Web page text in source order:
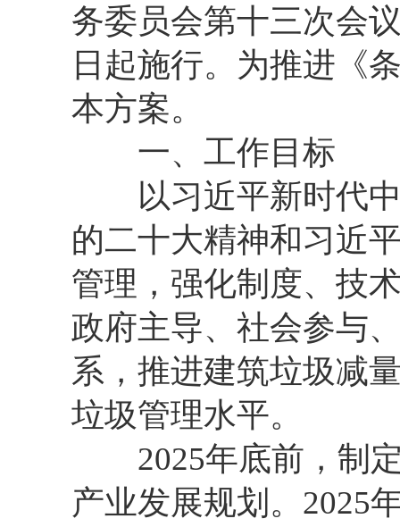
务委员会第十三次会
日起施行。为推进《
本方案。
一、工作目标
以习近平新时代中
的二十大精神和习近
管理，强化制度、技
政府主导、社会参与
系，推进建筑垃圾减
垃圾管理水平。
2025年底前，制定
产业发展规划。2025